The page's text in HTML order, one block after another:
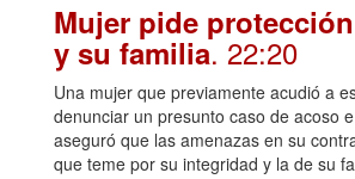
Mujer pide
y su familia. 22:20
Una mujer que previamente acudió a
denunciar un presunto caso de acoso
aseguró que las amenazas en su
que teme por su integridad y la de su